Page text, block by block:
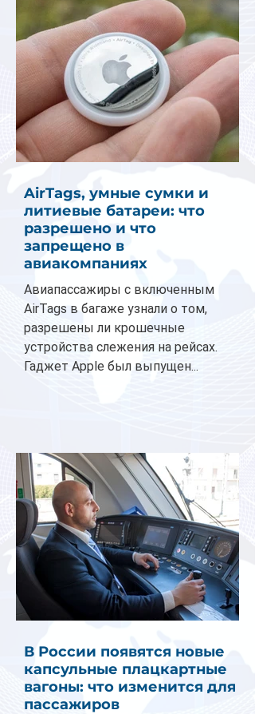
AirTags, умные сумки и
литиевые батареи: что
разрешено и что
запрещено в
авиакомпаниях
Авиапассажиры с включенным
AirTags в багаже узнали о том,
разрешены ли крошечные
устройства слежения на рейсах.
Гаджет Apple был выпущен...
В России появятся новые
капсульные плацкартные
вагоны: что изменится для
пассажиров